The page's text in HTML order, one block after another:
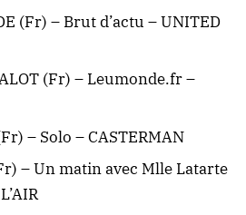
(Fr) – Brut d’actu – UNITED
(Fr) – Leumonde.fr –
– Solo – CASTERMAN
– Un matin avec Mlle Latarte